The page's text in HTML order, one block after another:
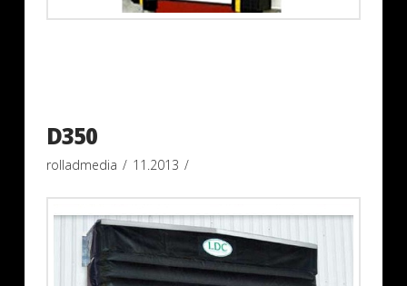
D350
rolladmedia 11.2013